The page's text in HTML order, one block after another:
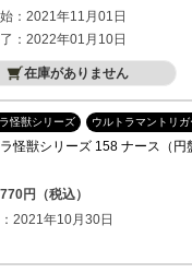
：2021年11月01日
：2022年01月10日
在庫がありません
怪獣シリーズ ウルトラマントリガ
怪獣シリーズ 158 ナース（円
円（税込）
2021年10月30日